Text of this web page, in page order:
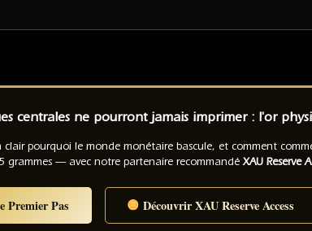
centrales ne pourront jamais imprimer : l'or
pourquoi le monde monétaire bascule, et comment
grammes — avec notre partenaire recommandé XAU Reserve
Premier Pas Découvrir XAU Reserve Access